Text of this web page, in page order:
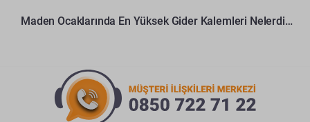
Maden Ocaklarında En Yüksek Gider Kalemleri Nelerdir?